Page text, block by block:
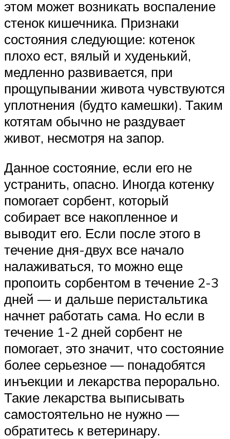
этом может возникать воспаление
стенок кишечника. Признаки
состояния следующие: котенок
плохо ест, вялый и худенький,
медленно развивается, при
прощупывании живота чувствуются
уплотнения (будто камешки). Таким
котятам обычно не раздувает
живот, несмотря на запор.
Данное состояние, если его не
устранить, опасно. Иногда котенку
помогает сорбент, который
собирает все накопленное и
выводит его. Если после этого в
течение дня-двух все начало
налаживаться, то можно еще
пропоить сорбентом в течение 2-3
дней — и дальше перистальтика
начнет работать сама. Но если в
течение 1-2 дней сорбент не
помогает, это значит, что состояние
более серьезное — понадобятся
инъекции и лекарства перорально.
Такие лекарства выписывать
самостоятельно не нужно —
обратитесь к ветеринару.